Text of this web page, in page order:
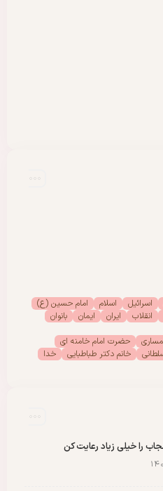
اسرائیل اسلام
امام حسین (ع)
انقلاب ایران ایمان
بانوان
حضرت امام خامنه ای
خانم دکتر طباطبایی
خدا
را خیلی زیاد رعایت کن